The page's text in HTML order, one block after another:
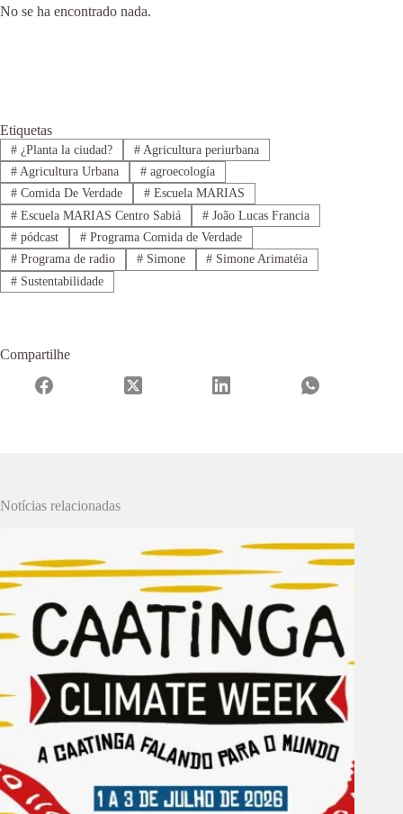
No se ha encontrado nada.
Etiquetas
#¿Planta la ciudad? #Agricultura periurbana
#Agricultura Urbana #agroecología
#Comida De Verdade #Escuela MARIAS
#Escuela MARIAS Centro Sabiá #João Lucas Francia
#pódcast #Programa Comida de Verdade
#Programa de radio #Simone # Simone Arimatéia
#Sustentabilidade
Compartilhe
Notícias relacionadas